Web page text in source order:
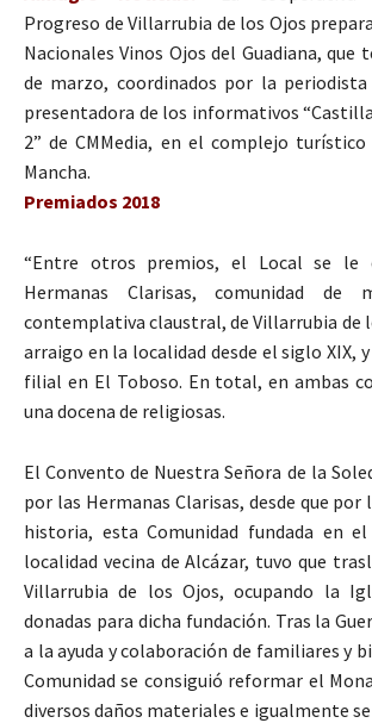
Progreso de Villarrubia de los Ojos
Nacionales Vinos Ojos del Guadiana, que
de marzo, coordinados por la periodista
presentadora de los informativos
2” de CMMedia, en el complejo
Mancha.
Premiados 2018
“Entre otros premios, el Local se le
Hermanas Clarisas, comunidad de
contemplativa claustral, de Villarrubia de
arraigo en la localidad desde el siglo XIX,
filial en El Toboso. En total, en ambas
una docena de religiosas.
El Convento de Nuestra Señora de la
por las Hermanas Clarisas, desde que por
historia, esta Comunidad fundada en
localidad vecina de Alcázar, tuvo que
Villarrubia de los Ojos, ocupando la
donadas para dicha fundación. Tras la
a la ayuda y colaboración de familiares y
Comunidad se consiguió reformar el
diversos daños materiales e igualmente